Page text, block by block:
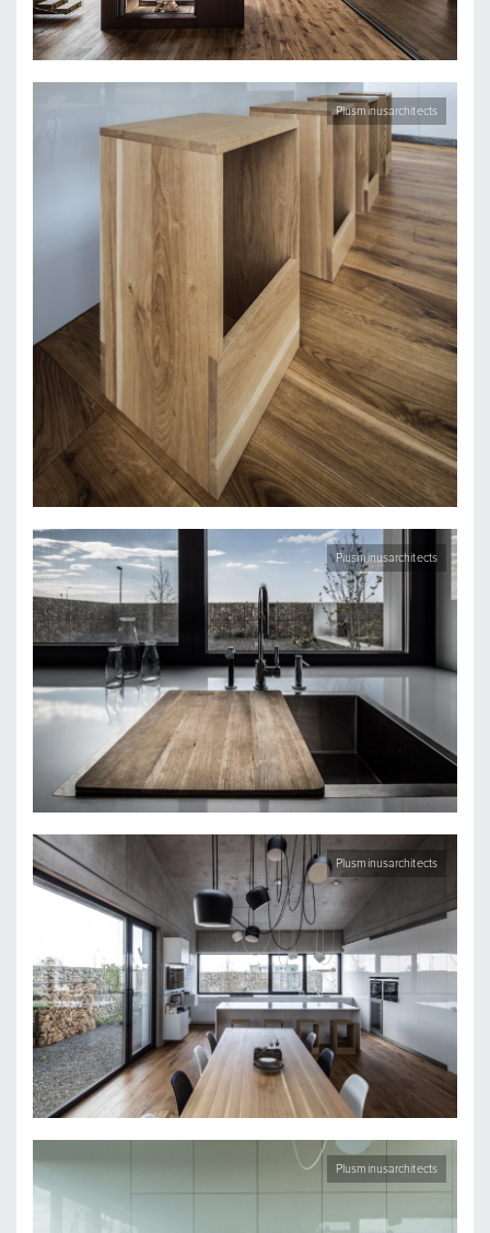
Plusminusarchitects
Plusminusarchitects
Plusminusarchitects
Plusminusarchitects